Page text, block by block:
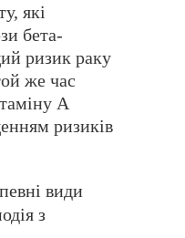
які
бета-
ризик раку
же час
А
ризиків
види
з